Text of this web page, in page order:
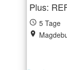
Plus:
5 Tage